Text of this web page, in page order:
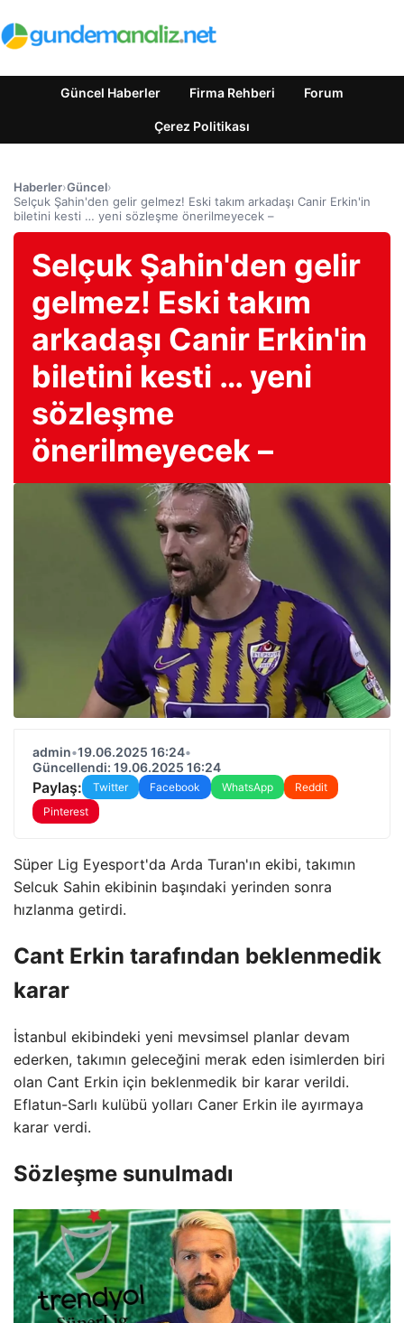
Güncel Haberler Firma Rehberi Forum
Çerez Politikası
Haberler›Güncel›
Selçuk Şahin'den gelir gelmez! Eski takım arkadaşı Canir Erkin'in
biletini kesti … yeni sözleşme önerilmeyecek –
Selçuk Şahin'den gelir
gelmez! Eski takım
arkadaşı Canir Erkin'in
biletini kesti … yeni
sözleşme
önerilmeyecek –
admin•19.06.2025 16:24•
Güncellendi: 19.06.2025 16:24
Paylaş: Twitter Facebook WhatsApp
Reddit
Pinterest
Süper Lig Eyesport'da Arda Turan'ın ekibi, takımın
Selcuk Sahin ekibinin başındaki yerinden sonra
hızlanma getirdi.
Cant Erkin tarafından beklenmedik
karar
İstanbul ekibindeki yeni mevsimsel planlar devam
ederken, takımın geleceğini merak eden isimlerden biri
olan Cant Erkin için beklenmedik bir karar verildi.
Eflatun-Sarlı kulübü yolları Caner Erkin ile ayırmaya
karar verdi.
Sözleşme sunulmadı